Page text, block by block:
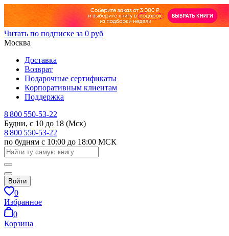
Читать по подписке за 0 руб
Москва
Доставка
Возврат
Подарочные сертификаты
Корпоративным клиентам
Поддержка
8 800 550-53-22
Будни, с 10 до 18 (Мск)
8 800 550-53-22
по будням с 10:00 до 18:00 МСК
Войти
0
Избранное
0
Корзина